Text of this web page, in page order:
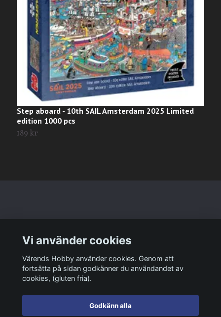
Step aboard - 10th SAIL Amsterdam 2025 Limited
edition 1000 pcs
189 kr
Sociala medier
Vi använder cookies
Värends Hobby använder cookies. Genom att
fortsätta på sidan godkänner du användandet av
cookies, (gluten fria).
Godkänn alla